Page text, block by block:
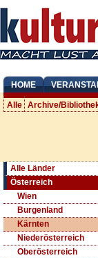
HOME
Alle Archive/
Alle Länder
Österreich
Wien
Burgenland
Kärnten
Niederösterreich
Oberösterreich